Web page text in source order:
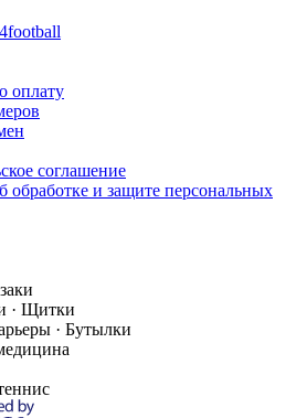
оплату
соглашение
обработке и защите персональных
· Щитки
· Бутылки